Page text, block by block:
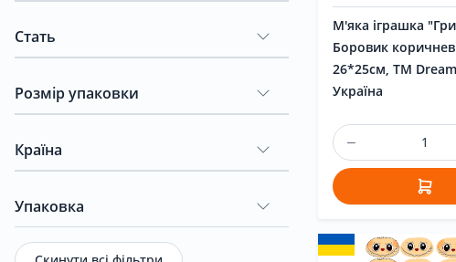
Контакти
Стать
Розмір упаковки
Країна
Упаковка
М'яка іграшка
Боровик
26*25см, ТМ
Україна